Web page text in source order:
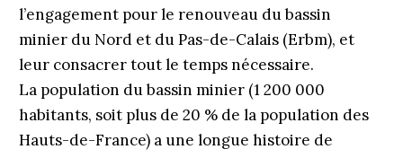
l’engagement pour le renouveau du bassin
minier du Nord et du Pas-de-Calais (Erbm), et
leur consacrer tout le temps nécessaire.
La population du bassin minier (1 200 000
habitants, soit plus de 20 % de la population des
Hauts-de-France) a une longue histoire de